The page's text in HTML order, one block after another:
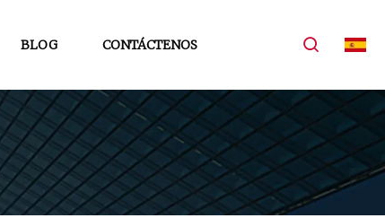
BLOG CONTÁCTENOS